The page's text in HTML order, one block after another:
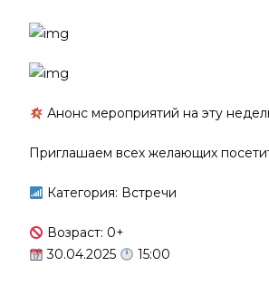
Анонс мероприятий на эту
Приглашаем всех желающих
Категория: Встречи
Возраст: 0+
30.04.2025
15:00